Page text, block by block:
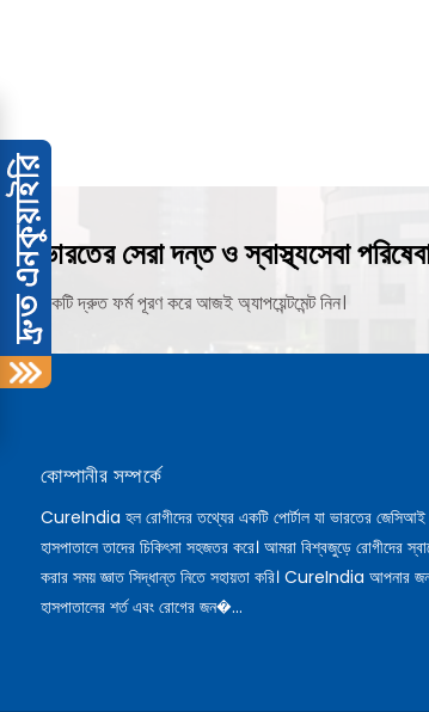
ভারতের সেরা দন্ত ও স্বাস্থ্যসেবা
একটি দ্রুত ফর্ম পূরণ করে আজই অ্যাপয়েন্টমেন্ট নিন।
কোম্পানীর সম্পর্কে
CureIndia হল রোগীদের তথ্যের একটি পোর্টাল যা ভারতের
হাসপাতালে তাদের চিকিৎসা সহজতর করে। আমরা বিশ্বজুড়ে রোগীদের
করার সময় জ্ঞাত সিদ্ধান্ত নিতে সহায়তা করি। CureIndia আপনার
হাসপাতালের শর্ত এবং রোগের জন�...